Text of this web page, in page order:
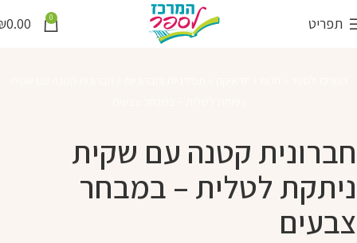
תפריט 0
0.00
חברונית קטנה עם שקית
ניתקת לטלית – במבחר
צבעים